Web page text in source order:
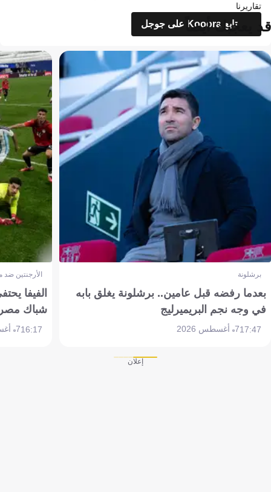
تقاريرنا
تابع Kooora على جوجل
قد يعجبك أيضاً
برشلونة
بعدما رفضه قبل عامين.. برشلونة يغلق بابه
في وجه نجم البريميرليج
17:477 أغسطس 2026
الأرجنتين
الفيفا
شباك
16:177 أغسطس 2026
إعلان